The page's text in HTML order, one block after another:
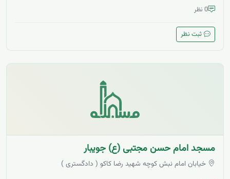
0 نظر
ثبت نظر
مسجد امام حسن مجتبی (ع) جویبار
خیابان امام نبش کوچه شهید رضا کاکو ( دادگستری )